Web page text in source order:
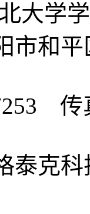
大学
市和
泰克